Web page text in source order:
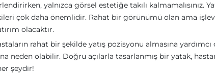
yalnızca görsel estetiğe takılı kalmamalısınız.
çok daha önemlidir. Rahat bir görünümü olan ama
olacaktır.
rahat bir şekilde yatış pozisyonu almasına
neden olabilir. Doğru açılarla tasarlanmış bir yatak,
şeydir!